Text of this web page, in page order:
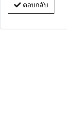
ตอบกลับ